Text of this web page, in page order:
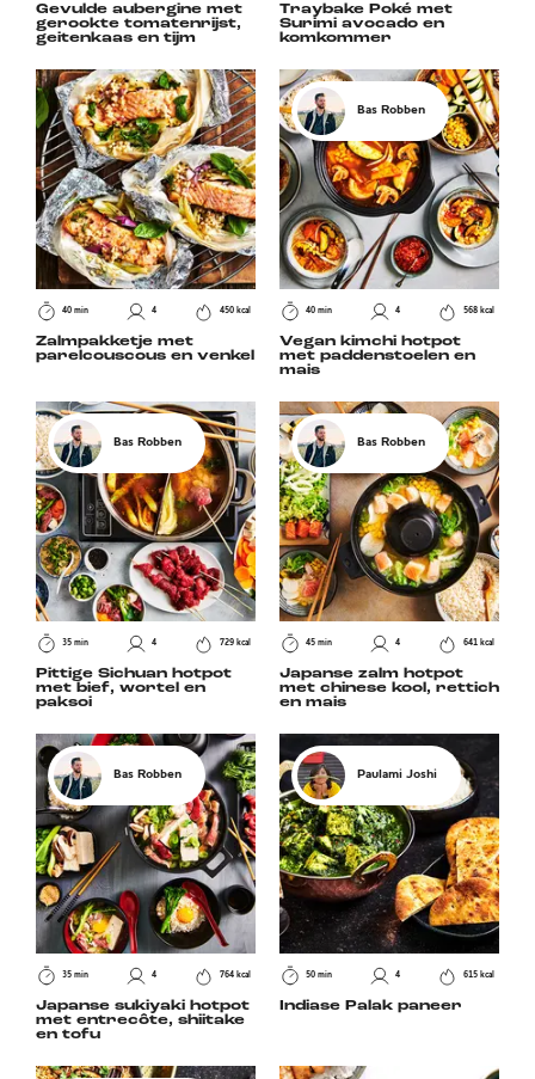
Gevulde aubergine met
gerookte tomatenrijst,
geitenkaas en tijm
Traybake Poké met
Surimi avocado en
komkommer
40 min 4 450 kcal
Zalmpakketje met
parelcouscous en venkel
Bas Robben
40 min 4 568 kcal
Vegan kimchi hotpot
met paddenstoelen en
mais
Bas Robben
35 min 4 729 kcal
Pittige Sichuan hotpot
met bief, wortel en
paksoi
Bas Robben
45 min 4 641 kcal
Japanse zalm hotpot
met chinese kool, rettich
en mais
Bas Robben
35 min 4 764 kcal
Japanse sukiyaki hotpot
met entrecôte, shiitake
en tofu
Paulami Joshi
50 min 4 615 kcal
Indiase Palak paneer